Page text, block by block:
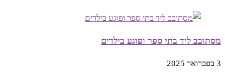
מסתובב ליד בתי ספר ופוגע בילדים
3 בפברואר 2025